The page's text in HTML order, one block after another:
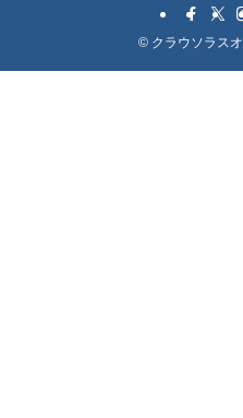
©クラウソラスオ